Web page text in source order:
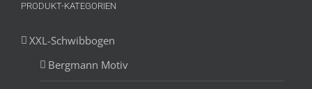
PRODUKT-KATEGORIEN
XXL-Schwibbogen
Bergmann Motiv